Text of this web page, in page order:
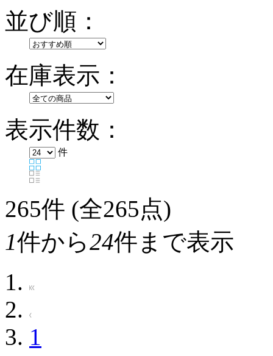
並び順：
在庫表示：
表示件数：
件
265件 (全265点)
1件から24件まで表示
1